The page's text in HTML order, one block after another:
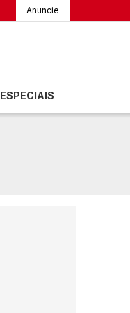
Anuncie
ESPECIAIS